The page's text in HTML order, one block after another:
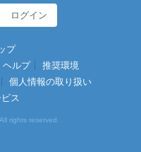
ログイン
プ
ヘルプ
推奨環境
個人情報の取り扱い
ス
rights reserved.